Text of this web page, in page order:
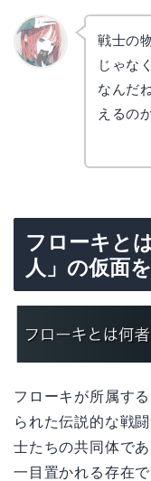
戦士の
じゃな
なんだ
えるの
フローキと
人」の仮面
フローキが所属す
られた伝説的な戦
士たちの共同体で
一目置かれる存在